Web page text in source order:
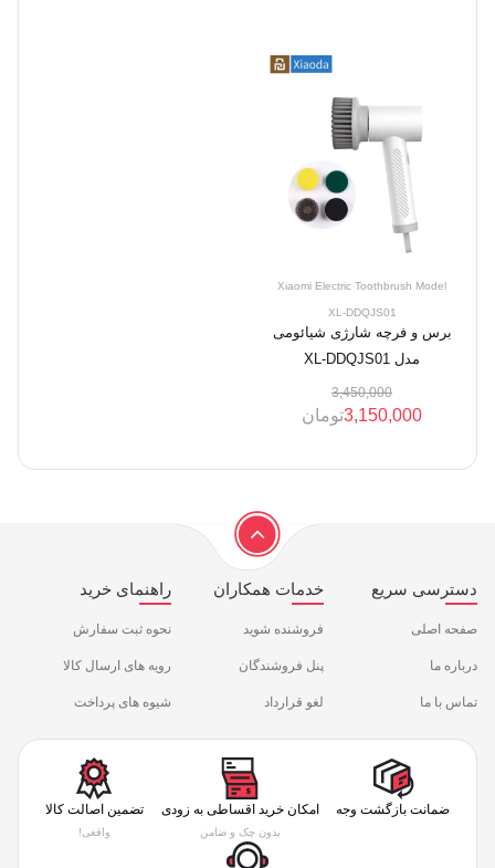
Xiaomi Electric Toothbrush Model
XL-DDQJS01
برس و فرچه شارژی شیائومی
مدل XL-DDQJS01
3,450,000
3,150,000تومان
دسترسی سریع
صفحه اصلی
درباره ما
تماس با ما
خدمات همکاران
فروشنده شوید
پنل فروشندگان
لغو قرارداد
راهنمای خرید
نحوه ثبت سفارش
رویه های ارسال کالا
شیوه های پرداخت
ضمانت بازگشت وجه امکان خرید اقساطی به زودی
بدون چک و ضامن
تضمین اصالت کالا
واقعی!